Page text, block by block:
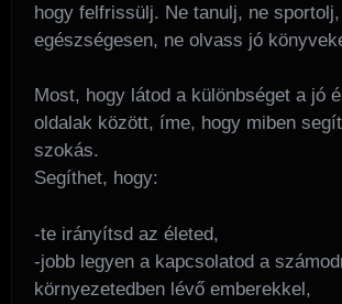
hogy felfrissülj. Ne tanulj, ne
egészségesen, ne olvass jó
Most, hogy látod a különbséget a jó
oldalak között, íme, hogy miben
szokás.
Segíthet, hogy:
-te irányítsd az életed,
-jobb legyen a kapcsolatod a
környezetedben lévő emberekkel,